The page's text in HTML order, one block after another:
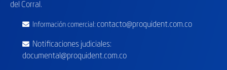
del Corral.
Información comercial: contacto@proquident.com.co
Notificaciones judiciales:
documental@proquident.com.co